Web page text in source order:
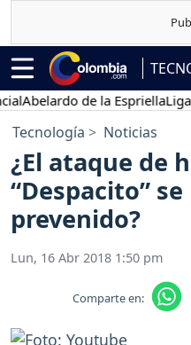
de la EspriellaLiga
Tecnología Noticias
¿El ataque de
“Despacito”
prevenido?
Lun, 16 Abr 2018 1:50 pm
Comparte en: